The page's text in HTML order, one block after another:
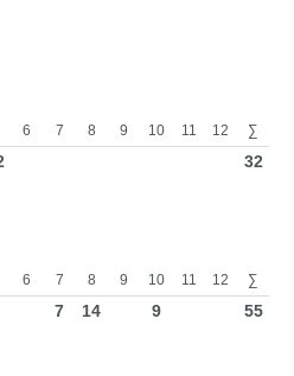
6 7 8 9 10 11 12
∑
32
6 7 8 9 10 11 12
∑
7 14 9 55